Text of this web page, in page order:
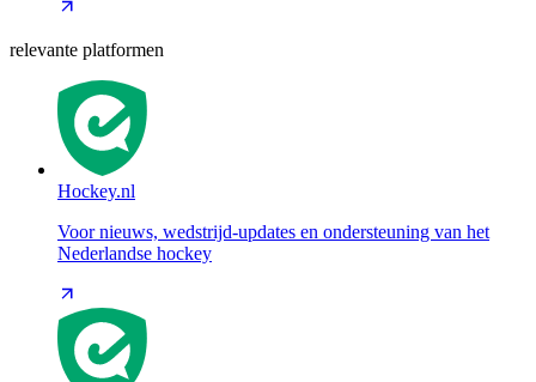
relevante platformen
Hockey.nl
Voor nieuws, wedstrijd-updates en ondersteuning van het
Nederlandse hockey